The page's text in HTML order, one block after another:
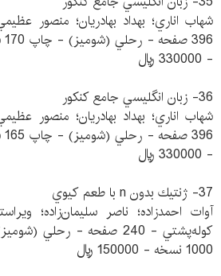
شهاب اناري؛ بهداد بهادريان؛ منصور
- 330000 ريال
36- زبان انگليسي جامع كنكور
شهاب اناري؛ بهداد بهادريان؛ منصور
- 330000 ريال
37- ژنتيك بدون n با طعم كيوي
آوات احمدزاده؛ ناصر سليمان‌زاده؛
1000 نسخه - 150000 ريال